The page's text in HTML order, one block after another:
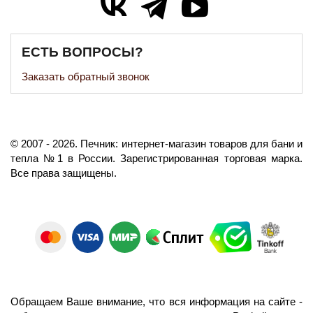
ЕСТЬ ВОПРОСЫ?
Заказать обратный звонок
©️ 2007 - 2026. Печник: интернет-магазин товаров для бани и
тепла №1 в России. Зарегистрированная торговая марка.
Все права защищены.
Обращаем Ваше внимание, что вся информация на сайте -